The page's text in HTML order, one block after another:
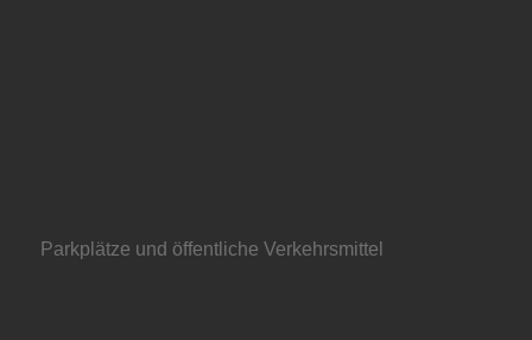
Parkplätze und öffentliche Verkehrsmittel